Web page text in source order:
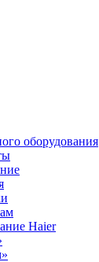
оборудования
Haier